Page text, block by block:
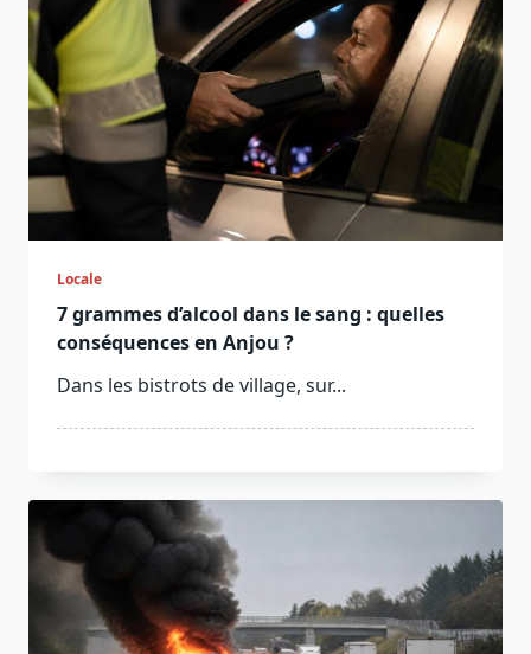
Locale
7 grammes d’alcool dans le sang : quelles
conséquences en Anjou ?
Dans les bistrots de village, sur...